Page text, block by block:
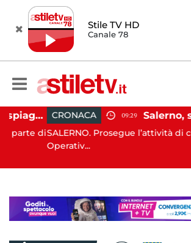
Stile TV HD
Canale 78
Montecorice, blitz sulle spiagge libere: sequestrati oltre 300 ombrelloni e lettini lasciati sull’arenile
di
CRONACA 09:29
SALERNO. Prosegue l’attività di
Operativ...